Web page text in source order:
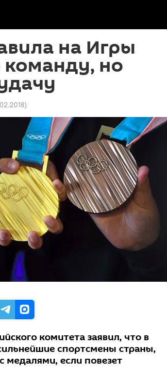
на Игры
но
)
комитета заявил, что в
спортсмены страны,
медалями, если повезет